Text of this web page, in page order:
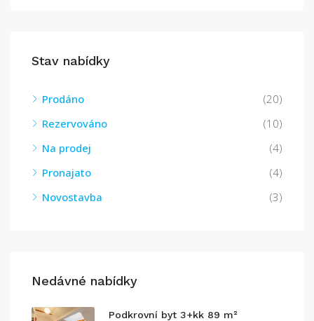
Stav nabídky
Prodáno
(20)
Rezervováno
(10)
Na prodej
(4)
Pronajato
(4)
Novostavba
(3)
Nedávné nabídky
Podkrovní byt 3+kk 89 m²